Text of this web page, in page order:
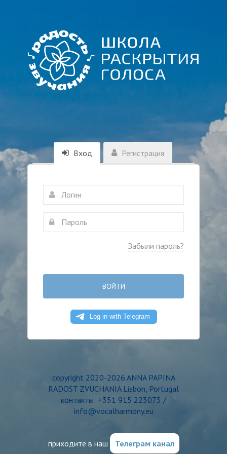
Вход Регистрация
Забыли пароль?
ВОЙТИ
copyright 2020-2026 ANNA PAPINA
RADOST ZVUCHANIA Lisbon, Portugal
контакты: +351 915 223075 /
info@vocalharmony.eu
приходите в наш Телеграм канал